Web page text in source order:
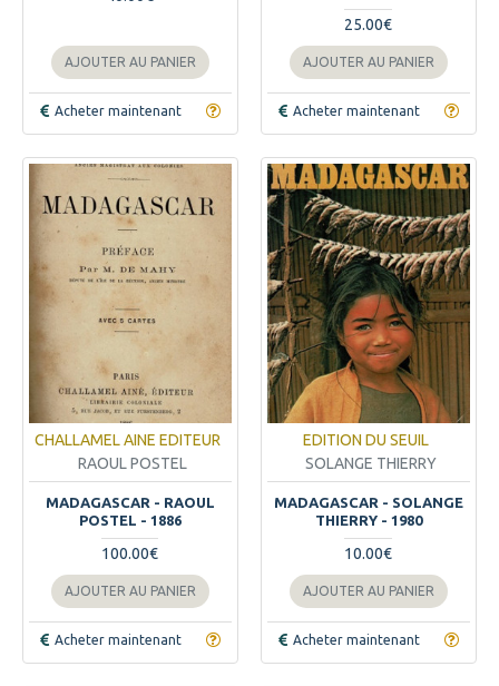
AJOUTER AU PANIER
Acheter maintenant
25.00€
AJOUTER AU PANIER
Acheter maintenant
CHALLAMEL AINE EDITEUR
RAOUL POSTEL
MADAGASCAR - RAOUL
POSTEL - 1886
100.00€
AJOUTER AU PANIER
Acheter maintenant
EDITION DU SEUIL
SOLANGE THIERRY
MADAGASCAR - SOLANGE
THIERRY - 1980
10.00€
AJOUTER AU PANIER
Acheter maintenant